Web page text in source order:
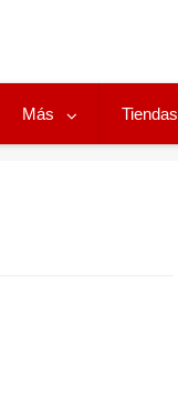
Más Tiendas